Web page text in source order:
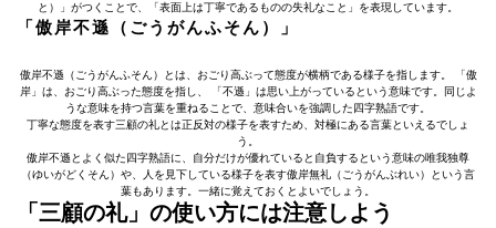
と）」がつくことで、「表面上は丁寧であるものの失礼なこと」を表現しています。
「傲岸不遜（ごうがんふそん）」
傲岸不遜（ごうがんふそん）とは、おごり高ぶって態度が横柄である様子を指します。 「傲
岸」は、おごり高ぶった態度を指し、 「不遜」は思い上がっているという意味です。同じよ
うな意味を持つ言葉を重ねることで、意味合いを強調した四字熟語です。
丁寧な態度を表す三顧の礼とは正反対の様子を表すため、対極にある言葉といえるでしょ
う。
傲岸不遜とよく似た四字熟語に、自分だけが優れていると自負するという意味の唯我独尊
（ゆいがどくそん）や、人を見下している様子を表す傲岸無礼（ごうがんぶれい）という言
葉もあります。一緒に覚えておくとよいでしょう。
「三顧の礼」の使い方には注意しよう